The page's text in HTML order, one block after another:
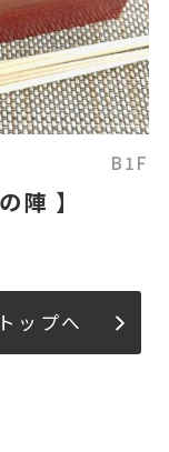
B1F
陣 】
ップへ